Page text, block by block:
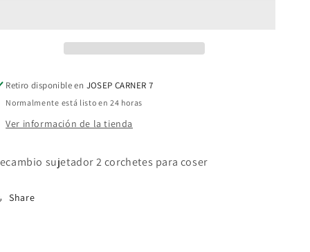
Retiro disponible en JOSEP CARNER 7
Normalmente está listo en 24 horas
Ver información de la tienda
sujetador 2 corchetes para coser
Share